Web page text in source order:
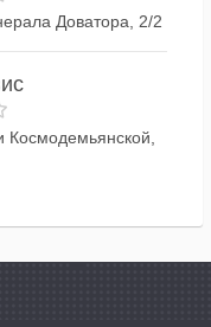
Доватора, 2/2
Космодемьянской,